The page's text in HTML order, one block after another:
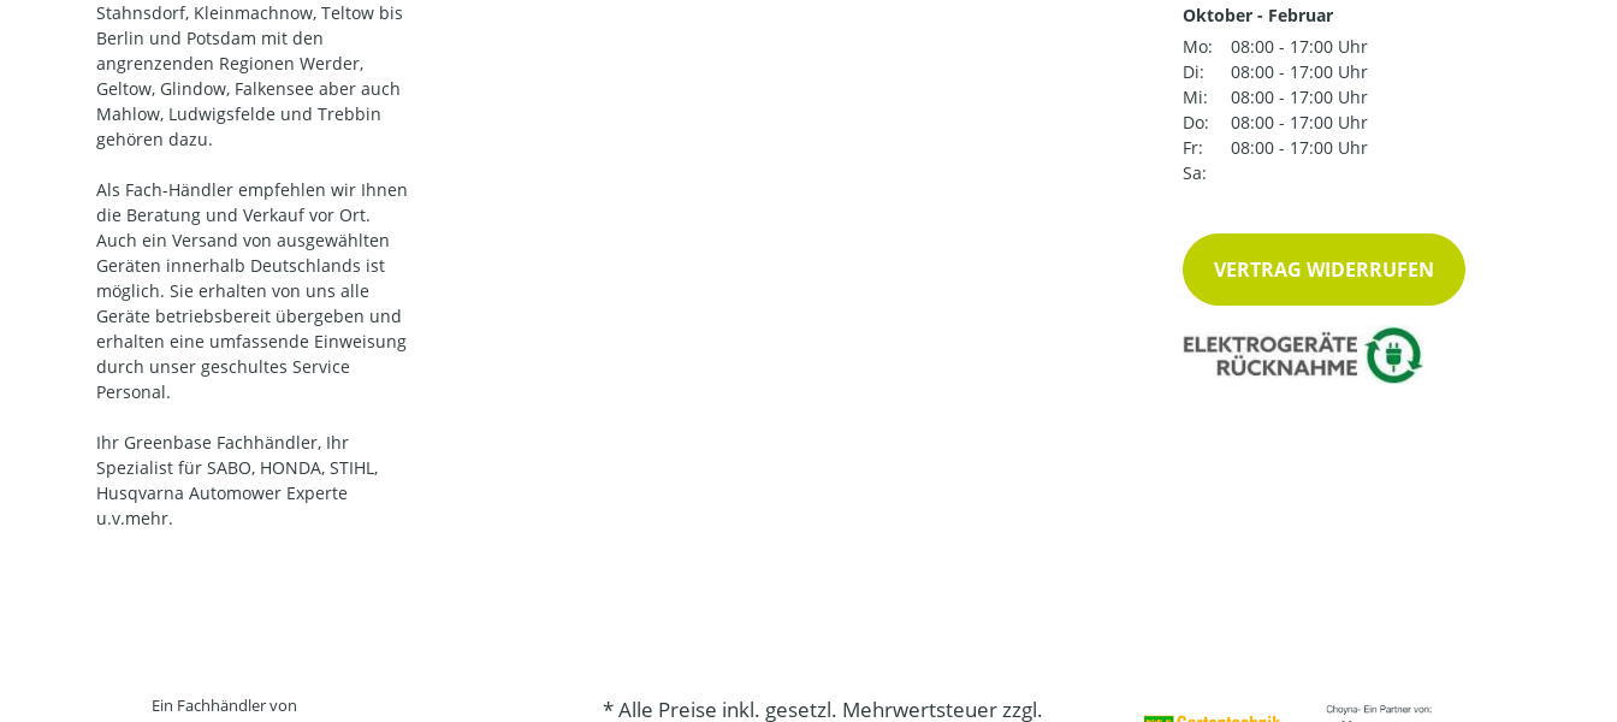
Stahnsdorf, Kleinmachnow, Teltow bis
Berlin und Potsdam mit den
angrenzenden Regionen Werder,
Geltow, Glindow, Falkensee aber auch
Mahlow, Ludwigsfelde und Trebbin
gehören dazu.
Als Fach-Händler empfehlen wir Ihnen
die Beratung und Verkauf vor Ort.
Auch ein Versand von ausgewählten
Geräten innerhalb Deutschlands ist
möglich. Sie erhalten von uns alle
Geräte betriebsbereit übergeben und
erhalten eine umfassende Einweisung
durch unser geschultes Service
Personal.
Ihr Greenbase Fachhändler, Ihr
Spezialist für SABO, HONDA, STIHL,
Husqvarna Automower Experte
u.v.mehr.
Oktober - Februar
Mo:
08:00 - 17:00 Uhr
Di:
08:00 - 17:00 Uhr
Mi:
08:00 - 17:00 Uhr
Do:
08:00 - 17:00 Uhr
Fr:
08:00 - 17:00 Uhr
Sa:
VERTRAG WIDERRUFEN
Ein Fachhändler von * Alle Preise inkl. gesetzl. Mehrwertsteuer zzgl.